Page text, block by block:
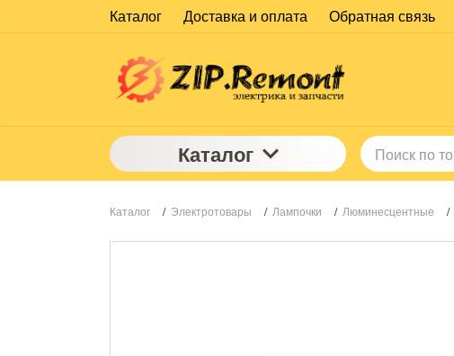
Каталог Доставка и оплата Обратная связь
Каталог
Каталог / Электротовары / Лампочки / Люминесцентные /